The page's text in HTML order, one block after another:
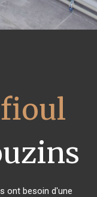
ont besoin d'une